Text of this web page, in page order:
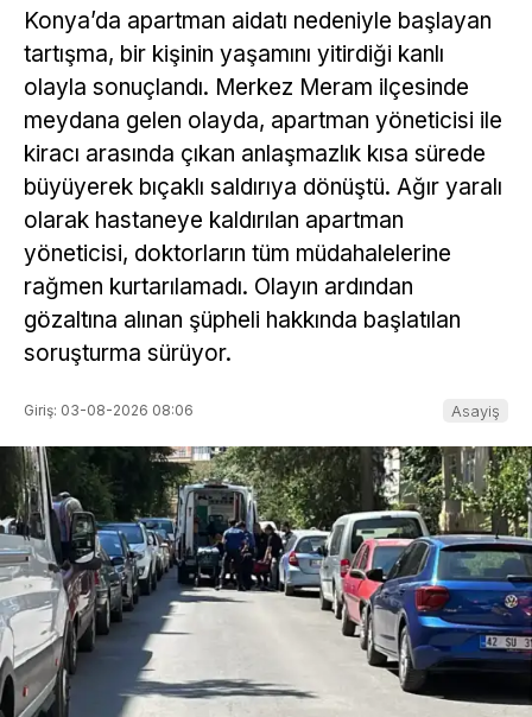
Konya’da apartman aidatı nedeniyle başlayan
tartışma, bir kişinin yaşamını yitirdiği kanlı
olayla sonuçlandı. Merkez Meram ilçesinde
meydana gelen olayda, apartman yöneticisi ile
kiracı arasında çıkan anlaşmazlık kısa sürede
büyüyerek bıçaklı saldırıya dönüştü. Ağır yaralı
olarak hastaneye kaldırılan apartman
yöneticisi, doktorların tüm müdahalelerine
rağmen kurtarılamadı. Olayın ardından
gözaltına alınan şüpheli hakkında başlatılan
soruşturma sürüyor.
Giriş: 03-08-2026 08:06 Asayiş